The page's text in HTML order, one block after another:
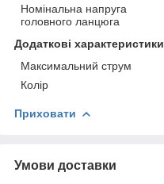
Номінальна напруга
головного ланцюга
Додаткові характеристики
Максимальний струм
Колір
Приховати
Умови доставки